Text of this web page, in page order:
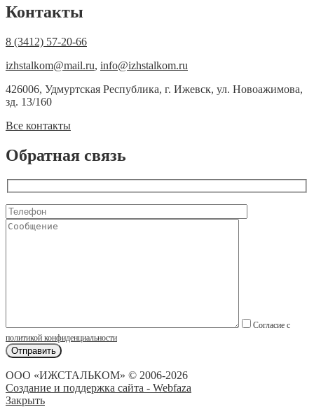
Контакты
8 (3412) 57-20-66
izhstalkom@mail.ru, info@izhstalkom.ru
426006, Удмуртская Республика, г. Ижевск, ул. Новоажимова,
зд. 13/160
Все контакты
Обратная связь
Согласие с
политикой конфиденциальности
ООО «ИЖСТАЛЬКОМ» © 2006-2026
Создание и поддержка сайта - Webfaza
Закрыть